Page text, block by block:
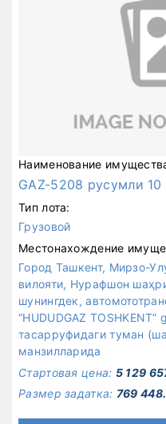
Наименование
GAZ-5208 русумли
Тип лота:
Грузовой
Местонахождение
Город Ташкент, Мирзо-
вилояти, Нурафшон
шунингдек,
“HUDUDGAZ TOSHKENT”
тасарруфидаги туман
манзилларида
Стартовая цена: 5 129
Размер задатка: 769